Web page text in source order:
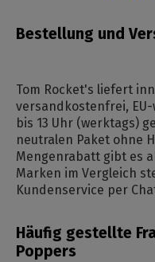
Bestellung und
Tom Rocket's liefert
versandkostenfrei, EU-
bis 13 Uhr (werktags)
neutralen Paket ohne
Mengenrabatt gibt es
Marken im Vergleich
Kundenservice per
Häufig gestellte
Poppers